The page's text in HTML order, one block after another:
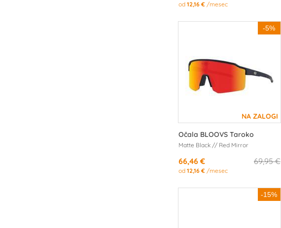
od12,16 € /mesec
-5%
Očala BLOOVS Taroko
Matte Black // Red Mirror
69,95 €
66,46 €
od12,16 € /mesec
-15%